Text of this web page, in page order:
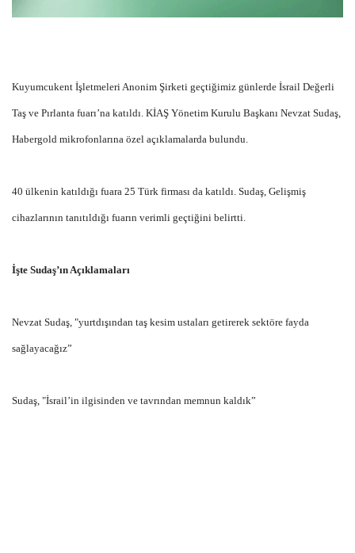
Kuyumcukent İşletmeleri Anonim Şirketi geçtiğimiz günlerde İsrail Değerli
Taş ve Pırlanta fuarı’na katıldı. KİAŞ Yönetim Kurulu Başkanı Nevzat Sudaş,
Habergold mikrofonlarına özel açıklamalarda bulundu.
40 ülkenin katıldığı fuara 25 Türk firması da katıldı. Sudaş, Gelişmiş
cihazlarının tanıtıldığı fuarın verimli geçtiğini belirtti.
İşte Sudaş’ın Açıklamaları
Nevzat Sudaş, "yurtdışından taş kesim ustaları getirerek sektöre fayda
sağlayacağız”
Sudaş, "İsrail’in ilgisinden ve tavrından memnun kaldık”